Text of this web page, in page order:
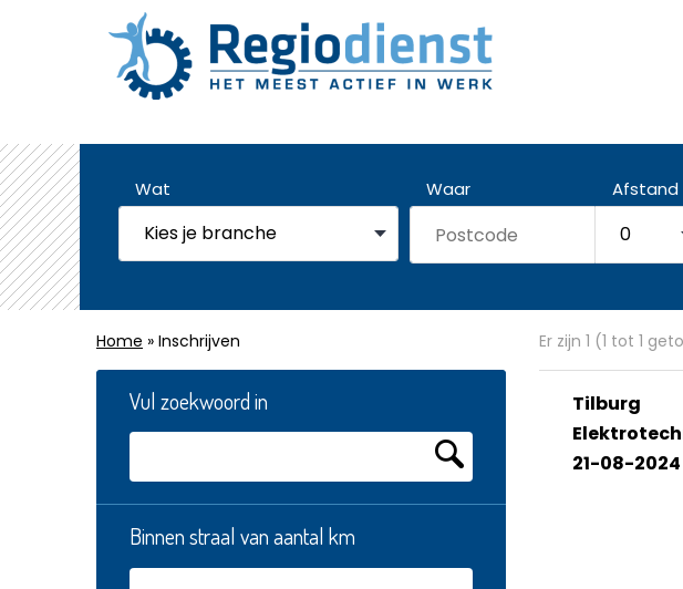
Wat Waar Afstand
Home » Inschrijven Er zijn 1 (1 tot 1
Vul zoekwoord in
Binnen straal van aantal km
Tilburg
21-08-2024